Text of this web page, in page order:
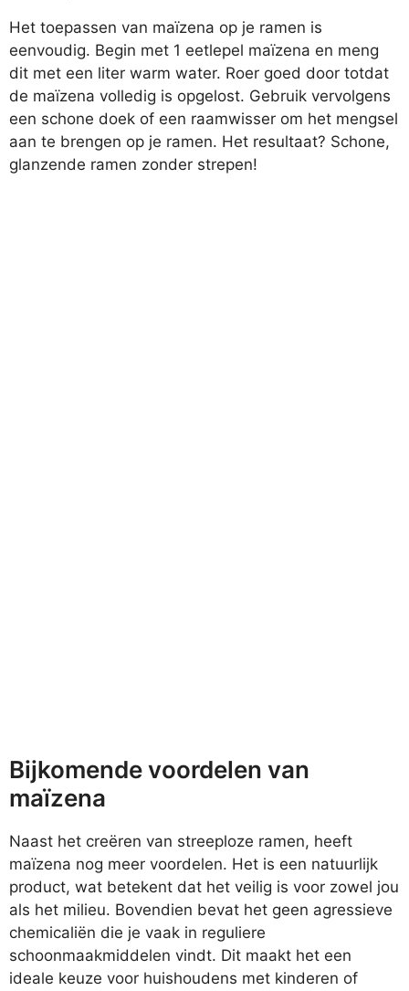
Het toepassen van maïzena op je ramen is
eenvoudig. Begin met 1 eetlepel maïzena en meng
dit met een liter warm water. Roer goed door totdat
de maïzena volledig is opgelost. Gebruik vervolgens
een schone doek of een raamwisser om het mengsel
aan te brengen op je ramen. Het resultaat? Schone,
glanzende ramen zonder strepen!
Bijkomende voordelen van
maïzena
Naast het creëren van streeploze ramen, heeft
maïzena nog meer voordelen. Het is een natuurlijk
product, wat betekent dat het veilig is voor zowel jou
als het milieu. Bovendien bevat het geen agressieve
chemicaliën die je vaak in reguliere
schoonmaakmiddelen vindt. Dit maakt het een
ideale keuze voor huishoudens met kinderen of